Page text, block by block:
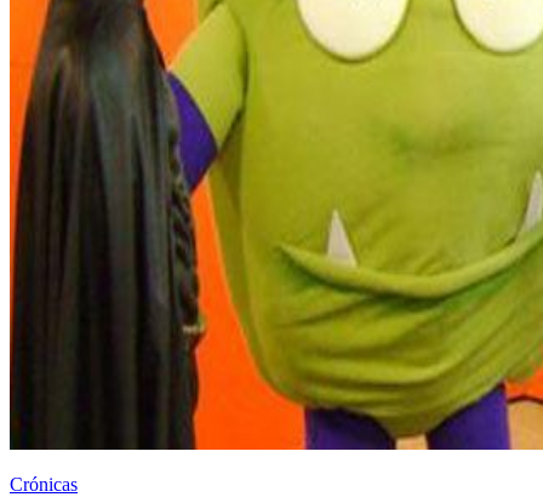
Crónicas